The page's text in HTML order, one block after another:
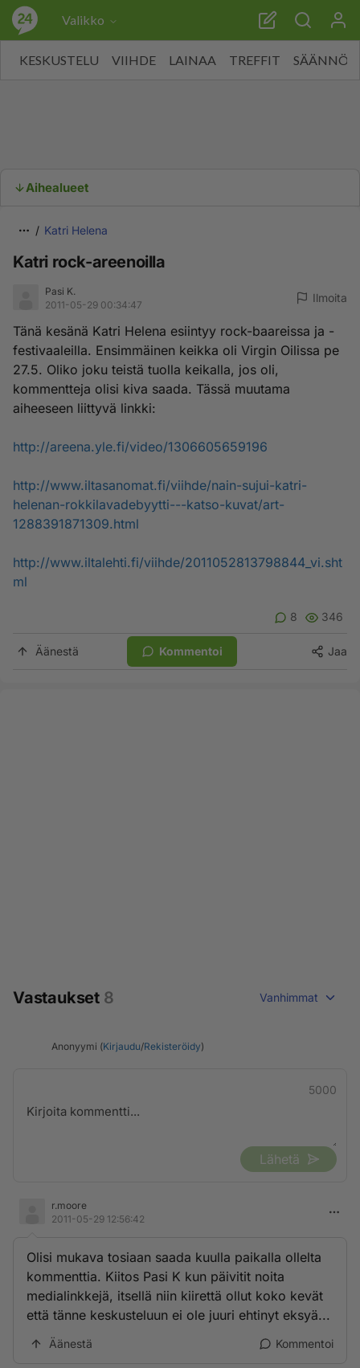
Valikko
KESKUSTELU VIIHDE LAINAA TREFFIT SÄÄNNÖT
Aihealueet
Katri Helena
Katri rock-areenoilla
Pasi K.
2011-05-29 00:34:47
Ilmoita
Tänä kesänä Katri Helena esiintyy rock-baareissa ja -
festivaaleilla. Ensimmäinen keikka oli Virgin Oilissa pe
27.5. Oliko joku teistä tuolla keikalla, jos oli,
kommentteja olisi kiva saada. Tässä muutama
aiheeseen liittyvä linkki:
http://areena.yle.fi/video/1306605659196
http://www.iltasanomat.fi/viihde/nain-sujui-katri-
helenan-rokkilavadebyytti---katso-kuvat/art-
1288391871309.html
http://www.iltalehti.fi/viihde/2011052813798844_vi.sht
ml
8 346
Äänestä Kommentoi Jaa
Vastaukset 8 Vanhimmat
Anonyymi (Kirjaudu/Rekisteröidy)
5000
Lähetä
r.moore
2011-05-29 12:56:42
Olisi mukava tosiaan saada kuulla paikalla ollelta
kommenttia. Kiitos Pasi K kun päivitit noita
medialinkkejä, itsellä niin kiirettä ollut koko kevät
että tänne keskusteluun ei ole juuri ehtinyt eksyä...
Äänestä Kommentoi